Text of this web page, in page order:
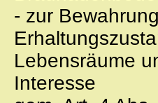
- zur
Lebensräume
Interesse